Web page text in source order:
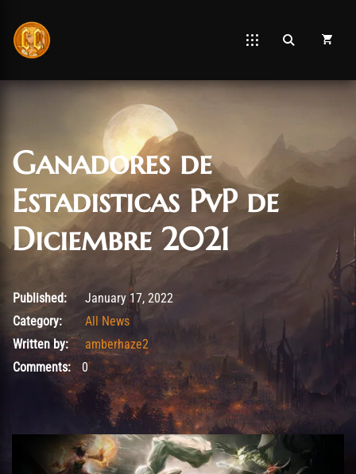
Ganadores de
Estadisticas PvP de
Diciembre 2021
February 10, 2022
Published:
January 17, 2022
Category:
All News
Written by:
amberhaze2
Comments:0